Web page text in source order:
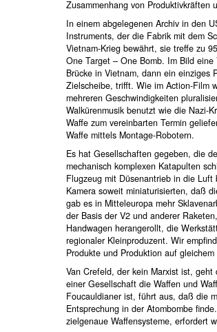
Zusammenhang von Produktivkräften
In einem abgelegenen Archiv in den
Instruments, der die Fabrik mit dem
Vietnam-Krieg bewährt, sie treffe zu
One Target – One Bomb. Im Bild
Brücke in Vietnam, dann ein einziges
Zielscheibe, trifft. Wie im Action-Film
mehreren Geschwindigkeiten
Walkürenmusik benutzt wie die Nazi-
Waffe zum vereinbarten Termin
Waffe mittels Montage-Robotern.
Es hat Gesellschaften gegeben, die
mechanisch komplexen Katapulten
Flugzeug mit Düsenantrieb in die
Kamera soweit miniaturisierten, daß
gab es in Mitteleuropa mehr
der Basis der V2 und anderer
Handwagen herangerollt, die
regionaler Kleinproduzent. Wir
Produkte und Produktion auf
Van Crefeld, der kein Marxist ist,
einer Gesellschaft die Waffen und
Foucauldianer ist, führt aus, daß die
Entsprechung in der Atombombe
zielgenaue Waffensysteme, erfordert